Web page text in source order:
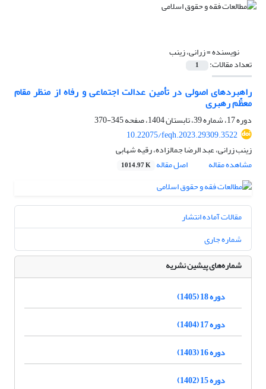
نویسنده =زرانی، زینب
تعداد مقالات: 1
راهبردهای اصولی در تأمین عدالت اجتماعی و رفاه از منظر مقام
معظّم رهبری
دوره 17، شماره 39، تابستان 1404، صفحه
345-370
10.22075/feqh.2023.29309.3522
زینب زرانی، عبد الرضا جمالزاده، رقیه شهابی
مشاهده مقاله
اصل مقاله 1014.97 K
مقالات آماده انتشار
شماره جاری
شماره‌های پیشین نشریه
دوره 18 (1405)
دوره 17 (1404)
دوره 16 (1403)
دوره 15 (1402)